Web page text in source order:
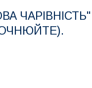
ЧАРІВНІСТЬ"